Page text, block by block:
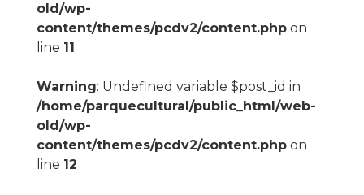
old/wp-
content/themes/pcdv2/content.phpon
line 11
Warning: Undefined variable $post_id in
/home/parquecultural/public_html/web-
old/wp-
content/themes/pcdv2/content.phpon
line 12